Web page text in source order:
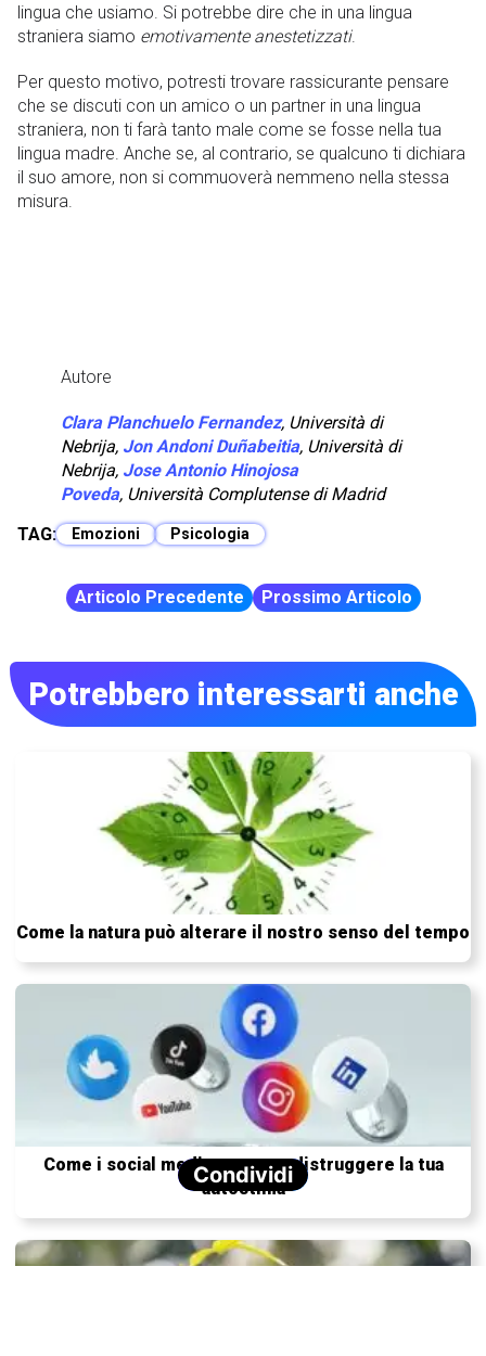
lingua che usiamo. Si potrebbe dire che in una lingua
straniera siamo emotivamente anestetizzati.
Per questo motivo, potresti trovare rassicurante pensare
che se discuti con un amico o un partner in una lingua
straniera, non ti farà tanto male come se fosse nella tua
lingua madre. Anche se, al contrario, se qualcuno ti dichiara
il suo amore, non si commuoverà nemmeno nella stessa
misura.
Autore
Clara Planchuelo Fernandez, Università di
Nebrija, Jon Andoni Duñabeitia, Università di
Nebrija, Jose Antonio Hinojosa
Poveda, Università Complutense di Madrid
TAG:
Emozioni Psicologia
Articolo Precedente Prossimo Articolo
Potrebbero interessarti anche
Come la natura può alterare il nostro senso del tempo
Come i social media possono distruggere la tua
autostima
Condividi